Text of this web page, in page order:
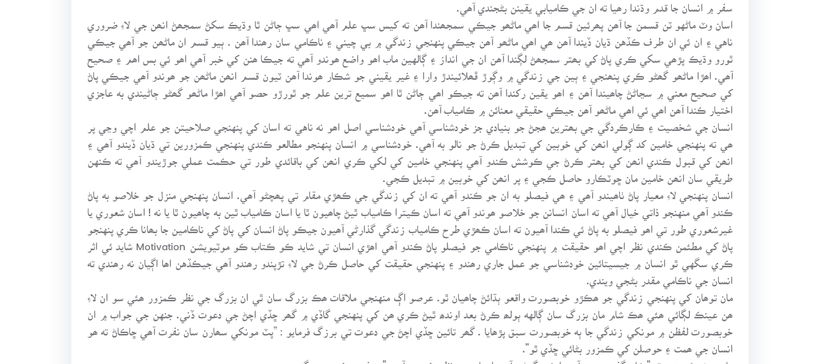
سفر ۾ انسان جا قدم وڌندا رھيا ته ان جي ڪاميابي يقينن بڻجندي آھي.
اسان وٽ ماڻهو ٽن قسمن جا آھن پھرئين قسم جا اھي ماڻھو جيڪي سمجھندا آھن ته کيس سڀ علم آھي اھي سڀ ڄاڻن ٿا وڌيڪ سکڻ سمجھڻ انھن جي لاءِ ضروري
ناهي ۽ ان ئي ان طرف ڪڏهن ڌيان ڏيندا آھن ھي اھي ماڻھو آھن جيڪي پنهنجي زندگي ۾ بي چيني ۽ ناڪامي سان رھندا آھن . ٻيو قسم ان ماڻھن جو آھي جيڪي
ٿورو وڌيڪ پڙھي سکي ڪري پاڻ کي بھتر سمجھڻ لڳندا آھن ان جي انداز ۽ ڳالهين ماب اھو واضع ھوندو آھي ته جيڪا ھنن کي خبر آھي اھو ئي بس اھم ۽ صحيح
آھي. اھڙا ماڻھو گھڻو ڪري پنھنجي ۽ ٻين جي زندگي ۾ وڳوڙ ڦھلائيندڙ وارا ۽ غير يقيني جو شڪار ھوندا آھن ٽيون قسم انھن ماڻھن جو ھوندو آھي جيڪي پاڻ
کي صحيح معني ۾ سڃاڻڻ چاھيندا آھن ۽ اھو يقين رکندا آھن ته جيڪو اھي ڄاڻن ٿا اھو سميع ترين علم جو ٿورڙو حصو آھي اھڙا ماڻھو گھڻو ڄاڻيندي به عاجزي
اختيار ڪندا آھن اھي ئي اھي ماڻھو آھن جيڪي حقيقي معنائن ۾ ڪامياب آھن.
انسان جي شخصيت ۽ ڪارڪردگي جي بھترين ھجڻ جو بنيادي جز خودشناسي آھي خودشناسي اصل اھو نه ناهي ته اسان کي پنهنجي صلاحيتن جو علم اچي وڃي پر
ھي ته پنهنجي خامين کد ڳولي انھن کي خوبين کي تبديل ڪرڻ جو نالو به آھي. خودشناسي ۾ انسان پنهنجو مطالعو ڪندي پنهنجي ڪمزورين تي ڌيان ڏيندو آھي ۽
انھن کي قبول ڪندي انھن کي بھتر ڪرڻ جي ڪوشش ڪندو آھي پنهنجي خامين کي لکي ڪري انھن کي باقائدي طور تي حڪمت عملي جوڙيندو آھي ته ڪنهن
طريقي سان انھن خامين مان ڇوٽڪارو حاصل ڪجي ۽ پر انھن کي خوبين ۾ تبديل ڪجي.
انسان پنهنجي لاءِ معيار پاڻ ٺاھيندو آھي ۽ ھي فيصلو به ان جو ڪندو آھي ته ان کي زندگي جي ڪھڙي مقام تي پھچڻو آھي. انسان پنهنجي منزل جو خلاصو به پاڻ
ڪندو آھي منهنجو ذاتي خيال آھي ته اسان انسانن جو خلاصو ھوندو آھي ته اسان ڪيترا ڪامياب ٿيڻ چاھيون ٿا يا اسان ڪامياب ٿين به چاھيون ٿا يا نه ! اسان شعوري يا
غيرشعوري طور تي اھو فيصلو به پاڻ ئي ڪندا آھيون ته اسان ڪھڙي طرح ڪامياب زندگي گذارڻي آھيون جيڪو پاڻ انسان کي پاڻ کي ناڪامين جا بھانا ڪري پنهنجو
پاڻ کي مطئمن ڪندي نظر اچي اھو حقيقت ۾ پنهنجي ناڪامي جو فيصلو پاڻ ڪندو آھي اھڙي انسان تي شايد ڪو ڪتاب ڪو موٽيويشن Motivation شايد ئي اثر
ڪري سگهي ٿو انسان ۾ جيسيتائين خودشناسي جو عمل جاري رھندو ۽ پنهنجي حقيقت کي حاصل ڪرڻ جي لاءِ تڙپندو رھندو آھي جيڪڏهن اھا اڳيان نه رھندي ته
انسان جي ناڪامي مقدر بڻجي ويندي.
مان توھان کي پنهنجي زندگي جو ھڪڙو خوبصورت واقعو ٻڌائڻ چاھيان ٿو. عرصو اڳ منهنجي ملاقات ھڪ بزرگ سان ٿي ان بزرگ جي نظر ڪمزور ھئي سو ان لاءِ
ھن عينڪ لڳائي ھئي ھڪ شام مان بزرگ سان ڳالهه ٻولھ ڪرڻ بعد اوندھ ٿيڻ ڪري ھن کي پنهنجي گاڏي ۾ گھر ڇڏي اچڻ جي دعوت ڏني. جنهن جي جواب ۾ ان
خوبصورت لفظن ۾ مونکي زندگي جا ٻه خوبصورت سبق پڙھايا . گھر تائين ڇڏي اچڻ جي دعوت تي برزگ فرمايو : ”پٽ مونکي سھارن سان نفرت آھي ڇاڪاڻ ته ھو
انسان جي ھمت ۽ حوصلن کي ڪمزور بڻائي ڇڏي ٿو".
مان جيئن ئي چيو ته " شام گذري رھي آھي اوندھ گھڻي آھي اوھان جي نظر ڪمزور آھي." معذرت ڪندي بزرگ چيو